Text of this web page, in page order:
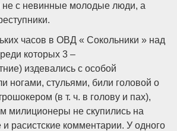
с невинные молодые люди, а
часов в ОВД « Сокольники » над
которых 3 –
издевались с особой
ногами, стульями, били головой о
(в т. ч. в голову и пах),
милиционеры не скупились на
расистские комментарии. У одного